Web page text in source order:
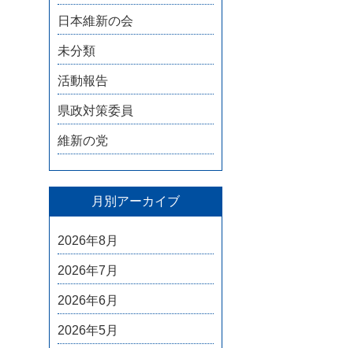
日本維新の会
未分類
活動報告
県政対策委員
維新の党
月別アーカイブ
2026年8月
2026年7月
2026年6月
2026年5月